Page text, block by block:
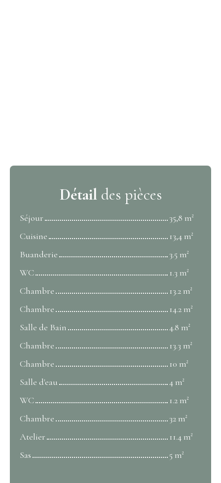
Détaildes pièces
Séjour
35,8 m²
Cuisine
13,4 m²
Buanderie
3.5 m²
WC
1.3 m²
Chambre
13.2 m²
Chambre
14.2 m²
Salle de Bain
4.8 m²
Chambre
13.3 m²
Chambre
10 m²
Salle d'eau
4 m²
WC
1.2 m²
Chambre
32 m²
Atelier
11.4 m²
Sas
5 m²